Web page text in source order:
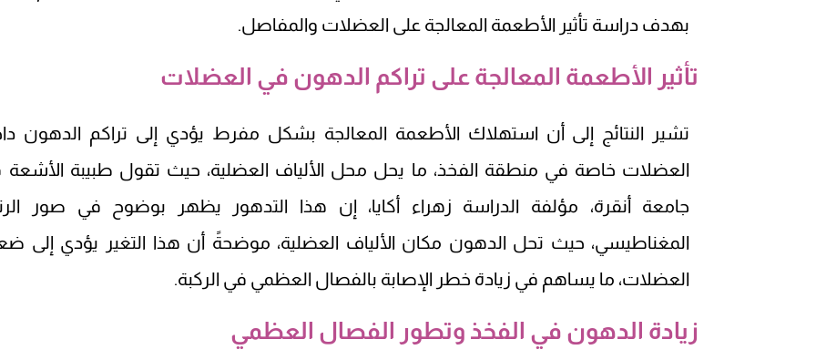
بهدف دراسة تأثير الأطعمة المعالجة على العضلات والمفاصل.
تأثير الأطعمة المعالجة على تراكم الدهون في العضلات
تشير النتائج إلى أن استهلاك الأطعمة المعالجة بشكل مفرط يؤدي إلى تراكم الدهون
العضلات خاصة في منطقة الفخذ، ما يحل محل الألياف العضلية، حيث تقول طبيبة
جامعة أنقرة، مؤلفة الدراسة زهراء أكايا، إن هذا التدهور يظهر بوضوح في صور
المغناطيسي، حيث تحل الدهون مكان الألياف العضلية، موضحةً أن هذا التغير يؤدي إلى
العضلات، ما يساهم في زيادة خطر الإصابة بالفصال العظمي في الركبة.
زيادة الدهون في الفخذ وتطور الفصال العظمي